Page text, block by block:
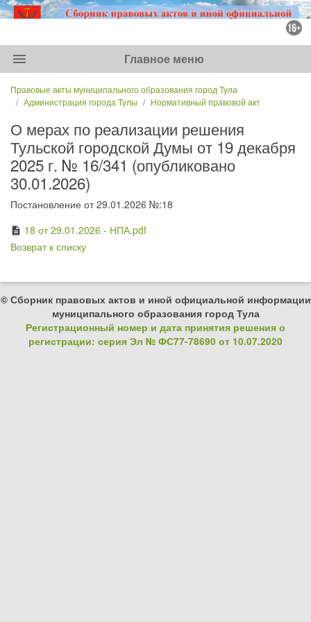
menu Главное меню
Правовые акты муниципального образования город Тула
Администрация города Тулы
Нормативный правовой акт
О мерах по реализации решения
Тульской городской Думы от 19 декабря
2025 г. № 16/341 (опубликовано
30.01.2026)
Постановление от 29.01.2026 №:18
description 18 от 29.01.2026 - НПА.pdf
Возврат к списку
© Сборник правовых актов и иной официальной информации
муниципального образования город Тула
Регистрационный номер и дата принятия решения о
регистрации: серия Эл № ФС77-78690 от 10.07.2020